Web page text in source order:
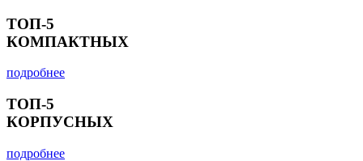
ТОП-5
КОМПАКТНЫХ
подробнее
ТОП-5
КОРПУСНЫХ
подробнее